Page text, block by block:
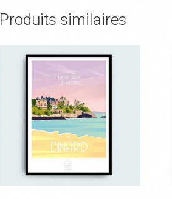
Les
peuvent
Produits similaires